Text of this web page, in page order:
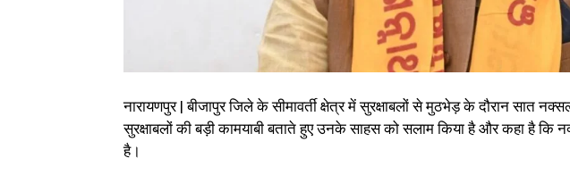
नारायणपुर | बीजापुर जिले के सीमावर्ती क्षेत्र में सुरक्षाबलों से मुठभेड़ के दौरान सात
सुरक्षाबलों की बड़ी कामयाबी बताते हुए उनके साहस को सलाम किया है और कहा है कि
है।